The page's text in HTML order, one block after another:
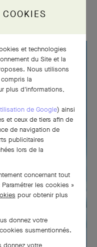
de Van Cleef & Arpels
et technologies
du Site et la
Nous utilisons
la
plus d'informations,
de Google) ainsi
et ceux de tiers afin de
de navigation de
publicitaires
lors de la
concernant tout
les cookies »
pour obtenir plus
donnez votre
susmentionnés.
donnez votre